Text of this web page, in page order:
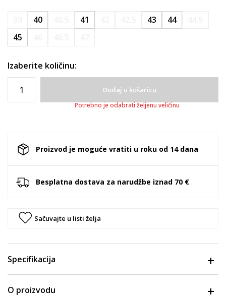
40 41 43 44
45
Izaberite količinu:
Dodaj u košaricu
Potrebno je odabrati željenu veličinu
Proizvod je moguće vratiti u roku od 14 dana
Besplatna dostava za narudžbe iznad 70 €
Sačuvajte u listi želja
Specifikacija
O proizvodu